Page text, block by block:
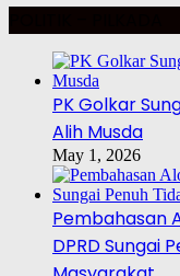
PK Golkar
Alih Musda
May 1, 2026
Pembahasan
DPRD Sungai